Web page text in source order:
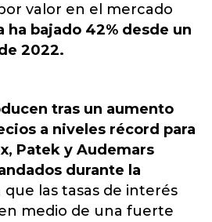
valor en el mercado
ha bajado 42% desde un
2022.
tras un aumento
a niveles récord para
Patek y Audemars
durante la
que las tasas de interés
medio de una fuerte